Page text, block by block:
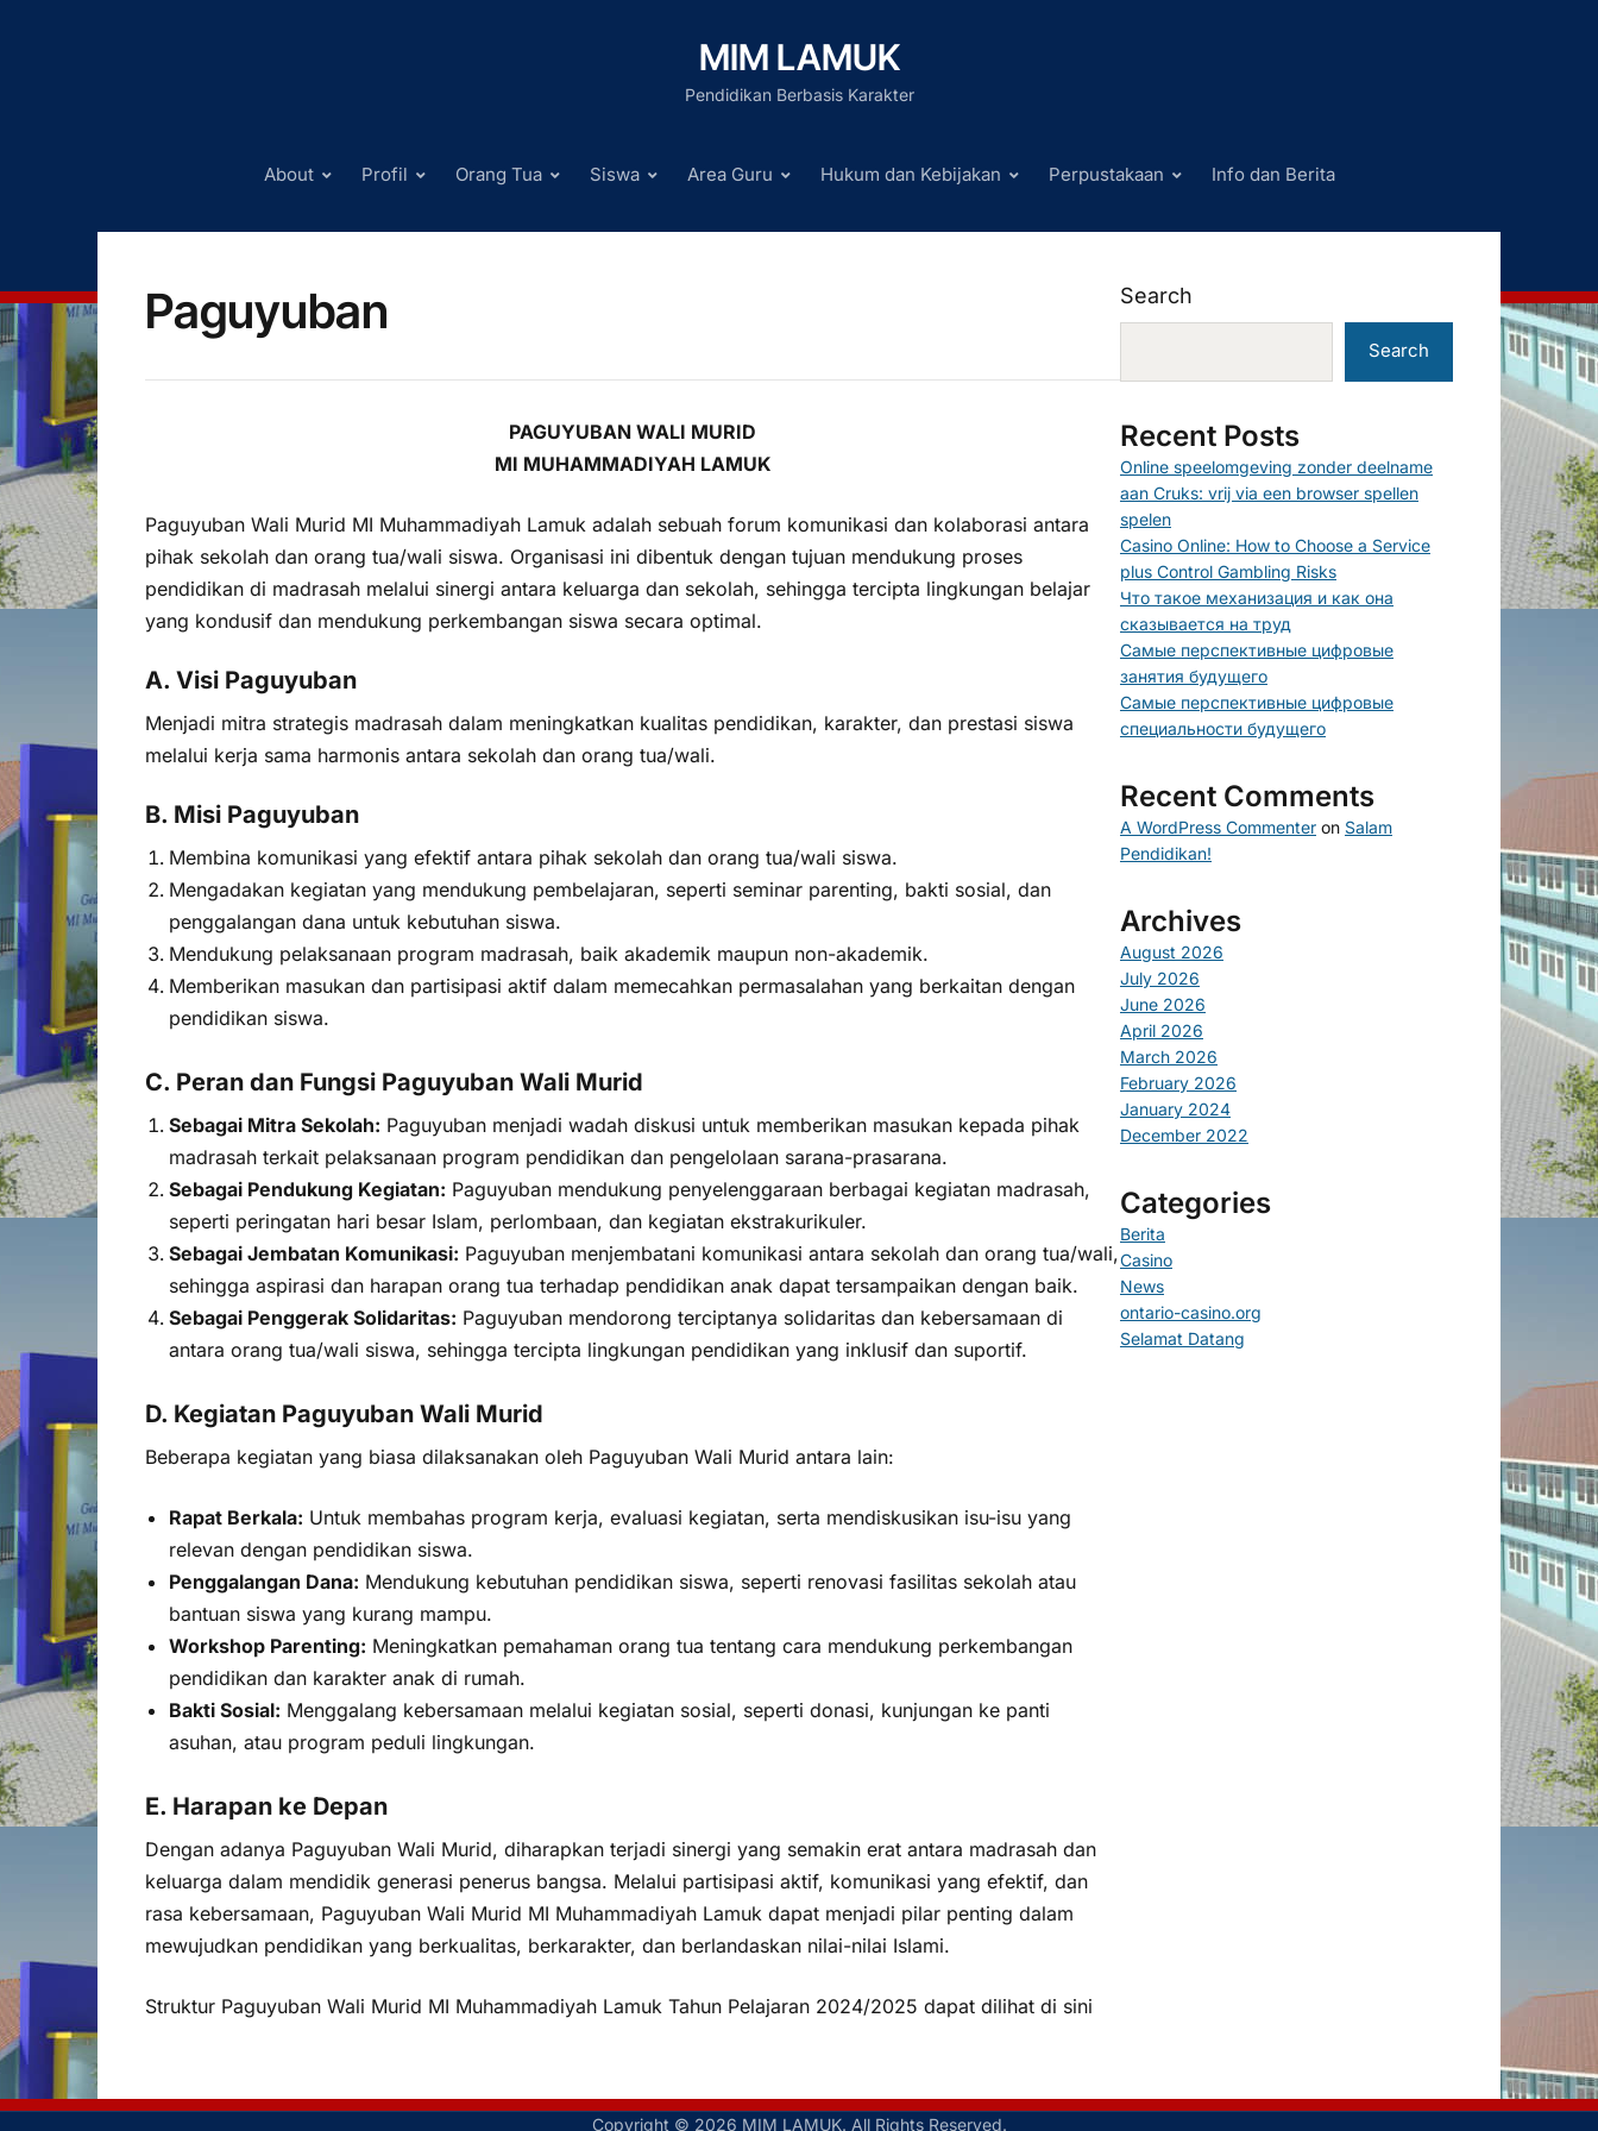
MIM LAMUK
Pendidikan Berbasis Karakter
About Profil Orang Tua Siswa Area Guru Hukum dan Kebijakan Perpustakaan Info dan Berita
Paguyuban
PAGUYUBAN WALI MURID
MI MUHAMMADIYAH LAMUK
Paguyuban Wali Murid MI Muhammadiyah Lamuk adalah sebuah forum komunikasi dan kolaborasi antara
pihak sekolah dan orang tua/wali siswa. Organisasi ini dibentuk dengan tujuan mendukung proses
pendidikan di madrasah melalui sinergi antara keluarga dan sekolah, sehingga tercipta lingkungan belajar
yang kondusif dan mendukung perkembangan siswa secara optimal.
A. Visi Paguyuban
Menjadi mitra strategis madrasah dalam meningkatkan kualitas pendidikan, karakter, dan prestasi siswa
melalui kerja sama harmonis antara sekolah dan orang tua/wali.
B. Misi Paguyuban
Membina komunikasi yang efektif antara pihak sekolah dan orang tua/wali siswa.
Mengadakan kegiatan yang mendukung pembelajaran, seperti seminar parenting, bakti sosial, dan
penggalangan dana untuk kebutuhan siswa.
Mendukung pelaksanaan program madrasah, baik akademik maupun non-akademik.
Memberikan masukan dan partisipasi aktif dalam memecahkan permasalahan yang berkaitan dengan
pendidikan siswa.
C. Peran dan Fungsi Paguyuban Wali Murid
Sebagai Mitra Sekolah: Paguyuban menjadi wadah diskusi untuk memberikan masukan kepada pihak
madrasah terkait pelaksanaan program pendidikan dan pengelolaan sarana-prasarana.
Sebagai Pendukung Kegiatan: Paguyuban mendukung penyelenggaraan berbagai kegiatan madrasah,
seperti peringatan hari besar Islam, perlombaan, dan kegiatan ekstrakurikuler.
Sebagai Jembatan Komunikasi: Paguyuban menjembatani komunikasi antara sekolah dan orang tua/wali,
sehingga aspirasi dan harapan orang tua terhadap pendidikan anak dapat tersampaikan dengan baik.
Sebagai Penggerak Solidaritas: Paguyuban mendorong terciptanya solidaritas dan kebersamaan di
antara orang tua/wali siswa, sehingga tercipta lingkungan pendidikan yang inklusif dan suportif.
D. Kegiatan Paguyuban Wali Murid
Beberapa kegiatan yang biasa dilaksanakan oleh Paguyuban Wali Murid antara lain:
Rapat Berkala: Untuk membahas program kerja, evaluasi kegiatan, serta mendiskusikan isu-isu yang
relevan dengan pendidikan siswa.
Penggalangan Dana: Mendukung kebutuhan pendidikan siswa, seperti renovasi fasilitas sekolah atau
bantuan siswa yang kurang mampu.
Workshop Parenting: Meningkatkan pemahaman orang tua tentang cara mendukung perkembangan
pendidikan dan karakter anak di rumah.
Bakti Sosial: Menggalang kebersamaan melalui kegiatan sosial, seperti donasi, kunjungan ke panti
asuhan, atau program peduli lingkungan.
E. Harapan ke Depan
Dengan adanya Paguyuban Wali Murid, diharapkan terjadi sinergi yang semakin erat antara madrasah dan
keluarga dalam mendidik generasi penerus bangsa. Melalui partisipasi aktif, komunikasi yang efektif, dan
rasa kebersamaan, Paguyuban Wali Murid MI Muhammadiyah Lamuk dapat menjadi pilar penting dalam
mewujudkan pendidikan yang berkualitas, berkarakter, dan berlandaskan nilai-nilai Islami.
Struktur Paguyuban Wali Murid MI Muhammadiyah Lamuk Tahun Pelajaran 2024/2025 dapat dilihat di sini
Search
Search
Recent Posts
Online speelomgeving zonder deelname
aan Cruks: vrij via een browser spellen
spelen
Casino Online: How to Choose a Service
plus Control Gambling Risks
Что такое механизация и как она
сказывается на труд
Самые перспективные цифровые
занятия будущего
Самые перспективные цифровые
специальности будущего
Recent Comments
A WordPress Commenter on Salam
Pendidikan!
Archives
August 2026
July 2026
June 2026
April 2026
March 2026
February 2026
January 2024
December 2022
Categories
Berita
Casino
News
ontario-casino.org
Selamat Datang
Copyright © 2026 MIM LAMUK. All Rights Reserved.